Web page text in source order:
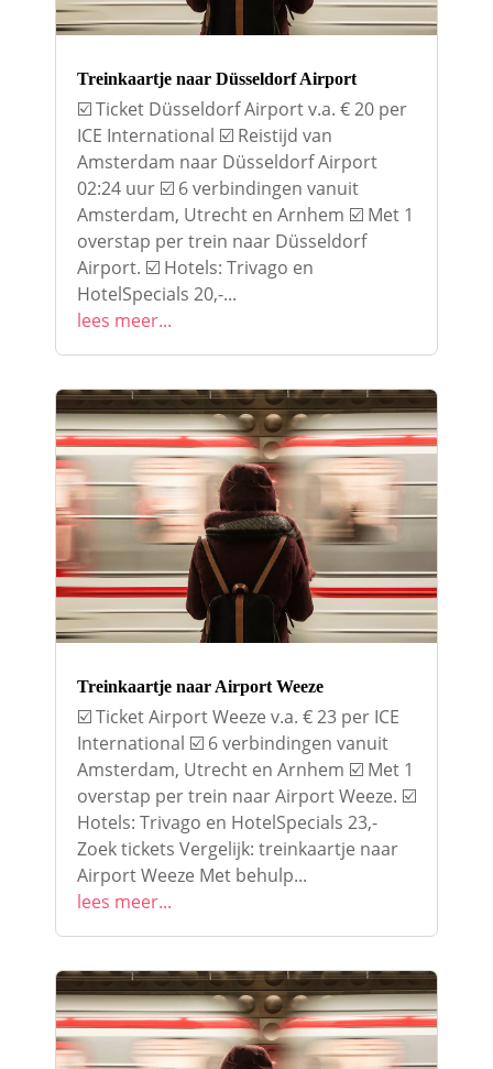
Treinkaartje naar Düsseldorf Airport
☑️ Ticket Düsseldorf Airport v.a. € 20 per
ICE International ☑️ Reistijd van
Amsterdam naar Düsseldorf Airport
02:24 uur ☑️ 6 verbindingen vanuit
Amsterdam, Utrecht en Arnhem ☑️ Met 1
overstap per trein naar Düsseldorf
Airport. ☑️ Hotels: Trivago en
HotelSpecials 20,-...
lees meer...
Treinkaartje naar Airport Weeze
☑️ Ticket Airport Weeze v.a. € 23 per ICE
International ☑️ 6 verbindingen vanuit
Amsterdam, Utrecht en Arnhem ☑️ Met 1
overstap per trein naar Airport Weeze. ☑️
Hotels: Trivago en HotelSpecials 23,-
Zoek tickets Vergelijk: treinkaartje naar
Airport Weeze Met behulp...
lees meer...